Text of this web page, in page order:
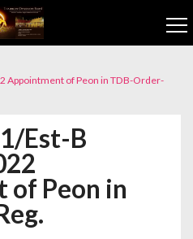
of Peon in TDB-Order-
Est-B
Peon in